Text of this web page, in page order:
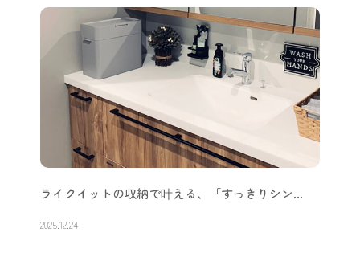
ライクイットの収納で叶える、「すっきりシン…
2025.12.24